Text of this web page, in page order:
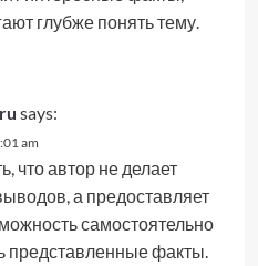
глубже понять тему.
says:
am
что автор не делает
а предоставляет
самостоятельно
представленные факты.